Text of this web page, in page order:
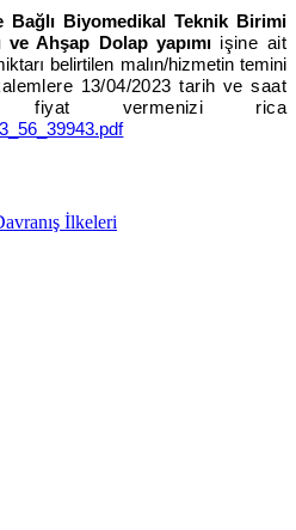
Bağlı Biyomedikal Teknik Birimi
Ahşap Dolap yapımı işine ait
belirtilen malın/hizmetin temini
13/04/2023 tarih ve saat
vermenizi rica
İlkeleri